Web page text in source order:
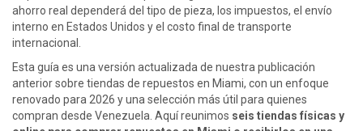
ahorro real dependerá del tipo de pieza, los impuestos, el envío
interno en Estados Unidos y el costo final de transporte
internacional.
Esta guía es una versión actualizada de nuestra publicación
anterior sobre tiendas de repuestos en Miami, con un enfoque
renovado para 2026 y una selección más útil para quienes
compran desde Venezuela. Aquí reunimos seis tiendas físicas y